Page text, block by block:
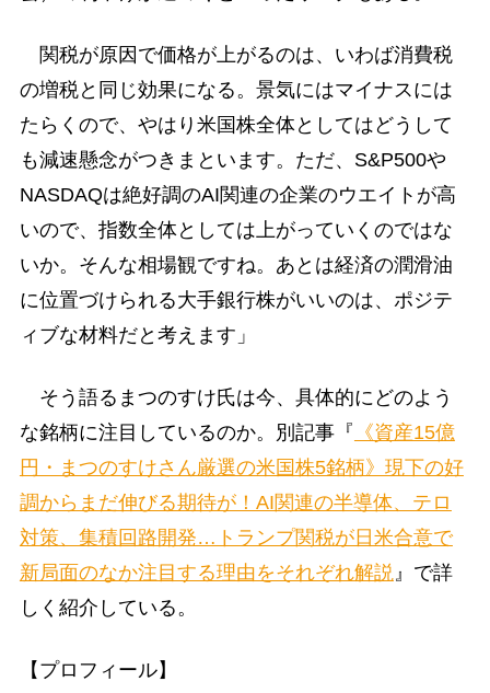
関税が原因で価格が上がるのは、いわば消費税
の増税と同じ効果になる。景気にはマイナスには
たらくので、やはり米国株全体としてはどうして
も減速懸念がつきまといます。ただ、S&P500や
NASDAQは絶好調のAI関連の企業のウエイトが高
いので、指数全体としては上がっていくのではな
いか。そんな相場観ですね。あとは経済の潤滑油
に位置づけられる大手銀行株がいいのは、ポジテ
ィブな材料だと考えます」
そう語るまつのすけ氏は今、具体的にどのよう
な銘柄に注目しているのか。別記事『 《資産15億
円・まつのすけさん厳選の米国株5銘柄》現下の好
調からまだ伸びる期待が！AI関連の半導体、テロ
対策、集積回路開発…トランプ関税が日米合意で
新局面のなか注目する理由をそれぞれ解説 』で詳
しく紹介している。
【プロフィール】